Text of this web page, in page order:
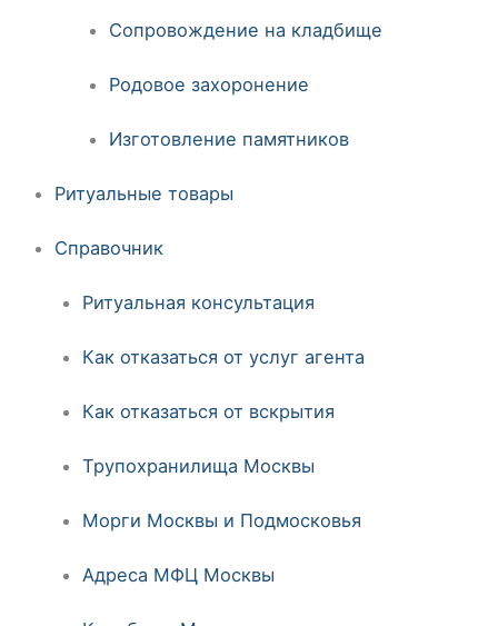
Сопровождение на кладбище
Родовое захоронение
Изготовление памятников
Ритуальные товары
Справочник
Ритуальная консультация
Как отказаться от услуг агента
Как отказаться от вскрытия
Трупохранилища Москвы
Морги Москвы и Подмосковья
Адреса МФЦ Москвы